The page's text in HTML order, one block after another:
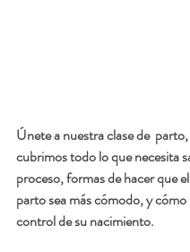
Únete a nuestra clase de
cubrimos todo lo que necesita
proceso, formas de hacer que
parto sea más cómodo, y cómo
control de su nacimiento.